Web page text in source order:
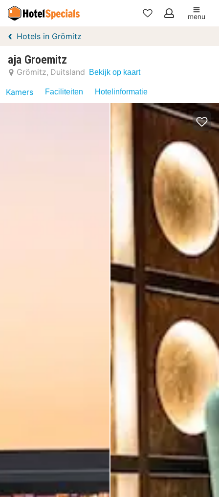
Mijn
menu
Hotels in Grömitz
aja Groemitz
Grömitz Duitsland Bekijk op kaart
Kamers Faciliteiten Hotelinformatie